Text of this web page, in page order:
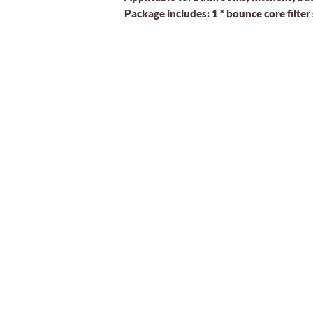
Package includes: 1 * bounce core filter